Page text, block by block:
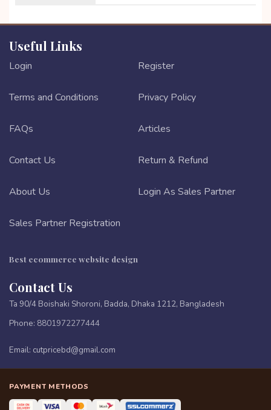
Useful Links
Login Register
Terms and Conditions Privacy Policy
FAQs Articles
Contact Us Return & Refund
About Us Login As Sales Partner
Sales Partner Registration
Best ecommerce website design
Contact Us
Ta 90/4 Boishaki Shoroni, Badda, Dhaka 1212, Bangladesh
Phone: 8801972277444
Email: cutpricebd@gmail.com
PAYMENT METHODS